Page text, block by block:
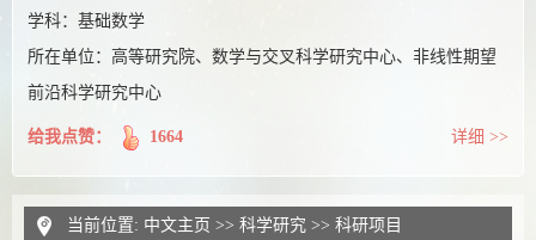
学科：基础数学
所在单位：高等研究院、数学与交叉科学研究中心、非线性期望
前沿科学研究中心
给我点赞： 1664 详细 >>
当前位置: 中文主页 >> 科学研究 >> 科研项目